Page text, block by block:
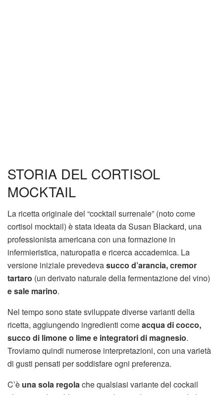
STORIA DEL CORTISOL
MOCKTAIL
La ricetta originale del “cocktail surrenale” (noto come
cortisol mocktail) è stata ideata da Susan Blackard, una
professionista americana con una formazione in
infermieristica, naturopatia e ricerca accademica. La
versione iniziale prevedevasucco d’arancia, cremor
tartaro (un derivato naturale della fermentazione del vino)
e sale marino.
Nel tempo sono state sviluppate diverse varianti della
ricetta, aggiungendo ingredienti comeacqua di cocco,
succo di limone o lime e integratori di magnesio.
Troviamo quindi numerose interpretazioni, con una varietà
di gusti pensati per soddisfare ogni preferenza.
C’è una sola regolache qualsiasi variante del cockail